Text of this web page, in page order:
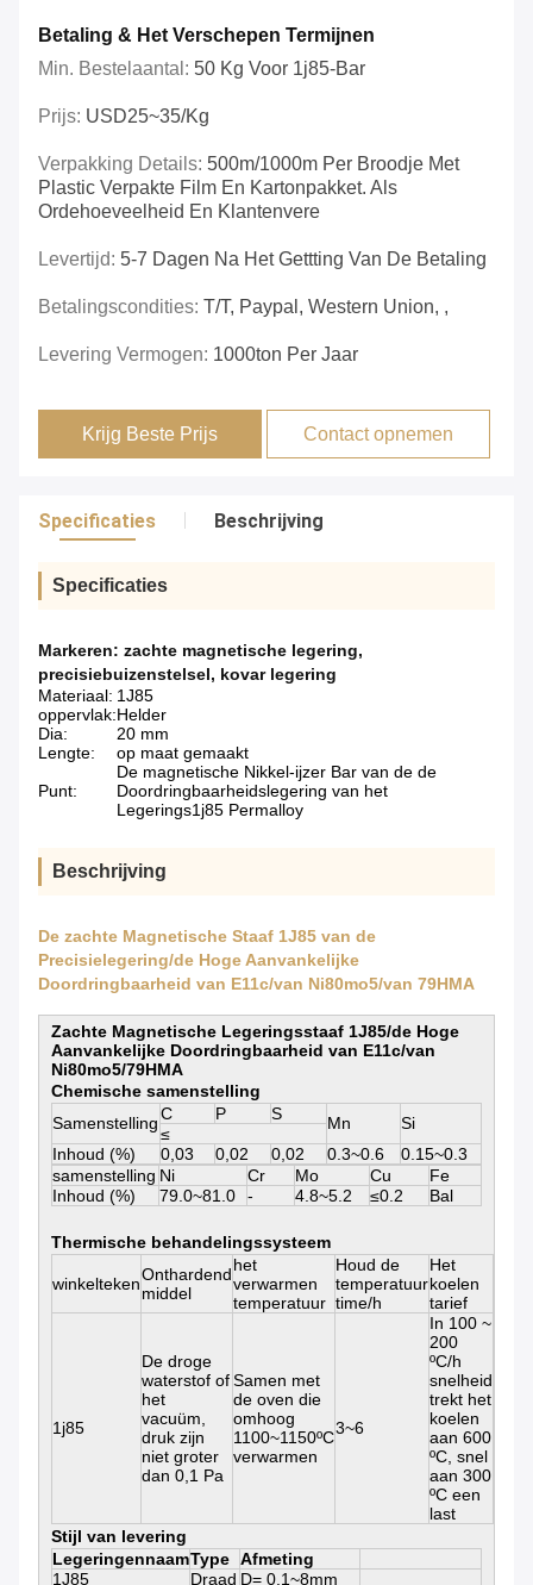
Betaling & Het Verschepen Termijnen
Min. Bestelaantal: 50 Kg Voor 1j85-Bar
Prijs: USD25~35/kg
Verpakking Details: 500m/1000m Per Broodje Met
Plastic Verpakte Film En Kartonpakket. Als
Ordehoeveelheid En Klantenvere
Levertijd: 5-7 Dagen Na Het Gettting Van De Betaling
Betalingscondities: T/T, Paypal, Western Union, ,
Levering Vermogen: 1000ton Per Jaar
Krijg Beste Prijs Contact opnemen
Specificaties Beschrijving
Specificaties
Markeren: zachte magnetische legering,
precisiebuizenstelsel, kovar legering
Materiaal: 1J85
oppervlak:Helder
Dia:
20 mm
Lengte:
op maat gemaakt
Punt:
De magnetische Nikkel-ijzer Bar van de de
Doordringbaarheidslegering van het
Legerings1j85 Permalloy
Beschrijving
De zachte Magnetische Staaf 1J85 van de
Precisielegering/de Hoge Aanvankelijke
Doordringbaarheid van E11c/van Ni80mo5/van 79HMA
Zachte Magnetische Legeringsstaaf 1J85/de Hoge
Aanvankelijke Doordringbaarheid van E11c/van
Ni80mo5/79HMA
Chemische samenstelling
SamenstellingC P S Mn Si
≤
Inhoud (%)
0,03 0,02 0,02 0.3~0.6
0.15~0.3
samenstelling Ni Cr Mo Cu
Fe
Inhoud (%)
79.0~81.0 - 4.8~5.2 ≤0.2 Bal
Thermische behandelingssysteem
winkeltekenOnthardend
middel
het
verwarmen
temperatuur
Houd de
temperatuur
time/h
Het
koelen
tarief
1j85
De droge
waterstof of
het
vacuüm,
druk zijn
niet groter
dan 0,1 Pa
Samen met
de oven die
omhoog
1100~1150ºC
verwarmen
3~6
In 100 ~
200
ºC/h
snelheid
trekt het
koelen
aan 600
ºC, snel
aan 300
ºC een
last
Stijl van levering
LegeringennaamType Afmeting
1J85
Draad D= 0.1~8mm